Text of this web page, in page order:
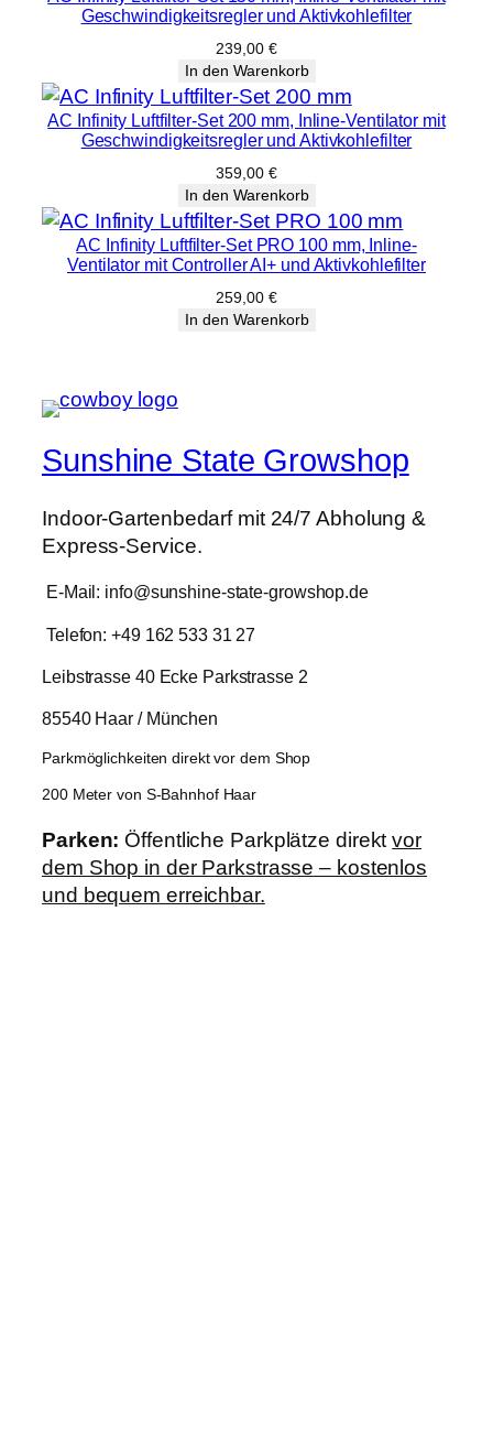
Geschwindigkeitsregler und Aktivkohlefilter
239,00 €
In den Warenkorb
AC Infinity Luftfilter-Set 200 mm, Inline-Ventilator mit
Geschwindigkeitsregler und Aktivkohlefilter
359,00 €
In den Warenkorb
AC Infinity Luftfilter-Set PRO 100 mm, Inline-
Ventilator mit Controller AI+ und Aktivkohlefilter
259,00 €
In den Warenkorb
Sunshine State Growshop
Indoor-Gartenbedarf mit 24/7 Abholung &
Express-Service.
E-Mail: info@sunshine-state-growshop.de
Telefon: +49 162 533 31 27
Leibstrasse 40 Ecke Parkstrasse 2
85540 Haar / München
Parkmöglichkeiten direkt vor dem Shop
200 Meter von S-Bahnhof Haar
Parken: Öffentliche Parkplätze direktvor
dem Shop in der Parkstrasse – kostenlos
und bequem erreichbar.